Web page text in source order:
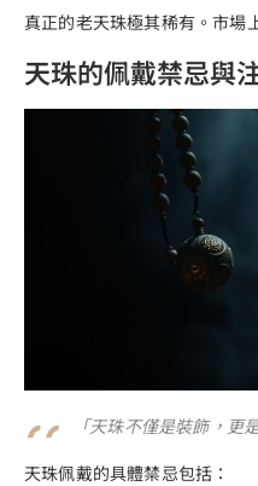
真正的老天珠極其稀有。市場
天珠的佩戴禁忌與
「天珠不僅是裝飾，更
天珠佩戴的具體禁忌包括：